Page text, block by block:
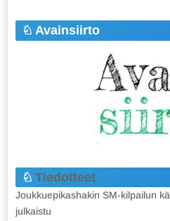
Avainsiirto
Tiedotteet
Joukkuepikashakin SM-kilpailun
julkaistu